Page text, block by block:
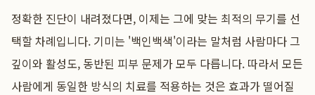
정확한 진단이 내려졌다면, 이제는 그에 맞는 최적의 무기를 선
택할 차례입니다. 기미는 '백인백색'이라는 말처럼 사람마다 그
깊이와 활성도, 동반된 피부 문제가 모두 다릅니다. 따라서 모든
사람에게 동일한 방식의 치료를 적용하는 것은 효과가 떨어질